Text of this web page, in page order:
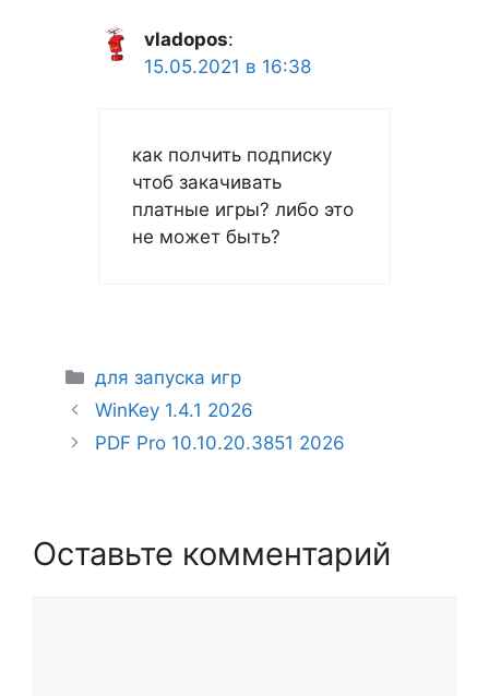
vladopos:
15.05.2021 в 16:38
как полчить подписку
чтоб закачивать
платные игры? либо это
не может быть?
Рубрики
для запуска игр
WinKey 1.4.1 2026
PDF Pro 10.10.20.3851 2026
Оставьте комментарий